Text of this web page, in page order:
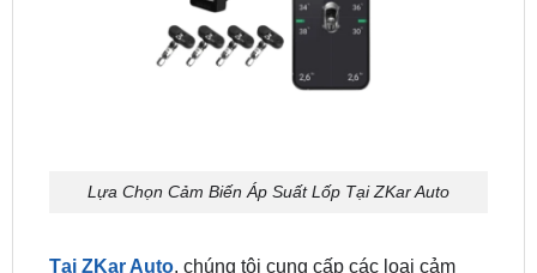
Tại ZKar Auto, chúng tôi cung cấp các loại cảm
mã và tính năng. Đội ngũ kỹ thuật viên của chúng